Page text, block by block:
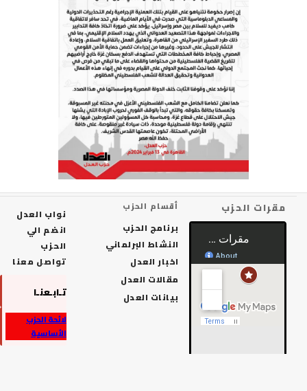
الحزب أقسام الحزب
برنامج الحزب
النشاط البرلماني
اخبار العدل
مقالات العدل
بيانات العدل
نواب العدل
انضم الي
تواصل معنا
تـابـعنـا
لائحة الحزب
الأساسية